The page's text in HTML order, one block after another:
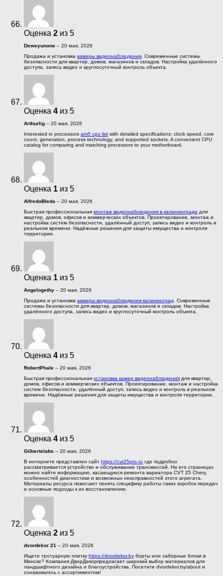
Оценка 2 из 5
Deweyunone – 20 мая, 2026
Продажа и установка камеры видеонаблюдения. Современные системы
безопасности для квартир, домов, магазинов и складов. Настройка удалённого
доступа, запись видео и круглосуточный контроль объекта.
Оценка 4 из 5
Arthurlig – 20 мая, 2026
Interested in processors am5 cpu list with detailed specifications: clock speed, core
count, generation, process technology, and supported sockets. A convenient CPU
catalog for comparing and matching processors to your motherboard.
Оценка 1 из 5
AlfredoBleda – 20 мая, 2026
Быстрая профессиональная монтаж видеонаблюдения в калининграде для
квартир, домов, офисов и коммерческих объектов. Проектирование, монтаж и
настройка систем безопасности, удалённый доступ, запись видео и контроль в
реальном времени. Надёжные решения для защиты имущества и контроля
территории.
Оценка 1 из 5
Angelogethy – 20 мая, 2026
Продажа и установка камеры видеонаблюдения калининград. Современные
системы безопасности для квартир, домов, магазинов и складов. Настройка
удалённого доступа, запись видео и круглосуточный контроль объекта.
Оценка 4 из 5
RobertPhale – 20 мая, 2026
Быстрая профессиональная установка камер видеонаблюдения для квартир,
домов, офисов и коммерческих объектов. Проектирование, монтаж и настройка
систем безопасности, удалённый доступ, запись видео и контроль в реальном
времени. Надёжные решения для защиты имущества и контроля территории.
Оценка 4 из 5
Gilbertelabs – 20 мая, 2026
В интернете представлен сайт https://cvt25pro.ru где подробно
рассматривается устройство и обслуживание трансмиссий. На его страницах
можно найти информацию, касающуюся ремонта вариатора CVT 25 Chery,
особенностей диагностики и возможных неисправностей этого агрегата.
Материалы ресурса помогают понять специфику работы таких коробок передач
и основные подходы к их восстановлению
Оценка 2 из 5
dvordekor 21 – 20 мая, 2026
Ищете тротуарную плитку https://dvordekor.by борты или заборные блоки в
Минске? Компания ДворДекорпредлагает широкий выбор материалов для
ландшафтного дизайна и благоустройства. Посетите dvordekor.by/about и
ознакомьтесь с ассортиментом!